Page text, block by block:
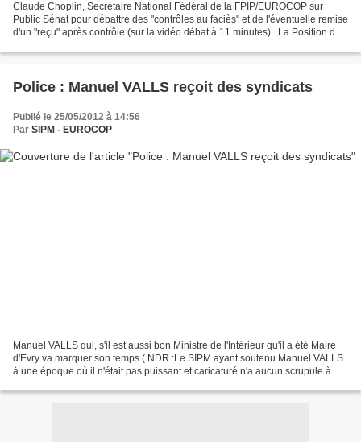
Claude Choplin, Secrétaire National Fédéral de la FPIP/EUROCOP sur
Public Sénat pour débattre des "contrôles au faciès" et de l'éventuelle remise
d'un "reçu" après contrôle (sur la vidéo débat à 11 minutes) . La Position de
Police : Manuel VALLS reçoit des syndicats
Publié le 25/05/2012 à 14:56
Par SIPM - EUROCOP
Manuel VALLS qui, s'il est aussi bon Ministre de l'Intérieur qu'il a été Maire
d'Evry va marquer son temps ( NDR :Le SIPM ayant soutenu Manuel VALLS
à une époque où il n'était pas puissant et caricaturé n'a aucun scrupule à